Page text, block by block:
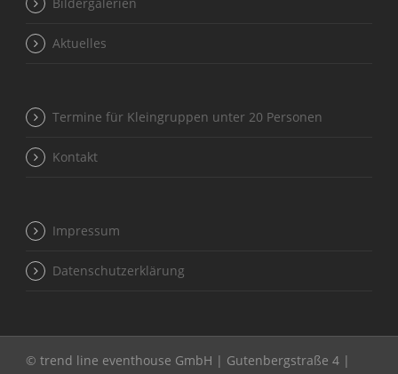
Aktuelles
Termine für Kleingruppen unter 20 Personen
Kontakt
Impressum
Datenschutzerklärung
© trend line eventhouse GmbH | Gutenbergstraße 4 |